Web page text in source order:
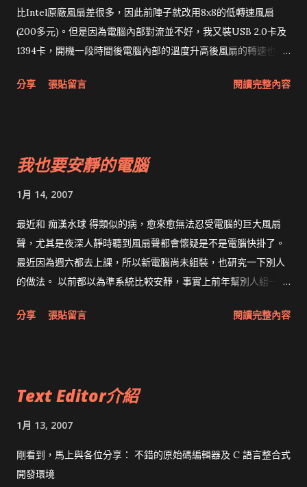
比Intel原廠風扇差很多，因此前陣子就改用8x8的低轉速風扇
(200多元)。但是因為電腦內部對流並不好，我又裝USB 2.0卡及
1394卡，開機一段時間後電腦內部的溫度升高後風扇的轉速也會
是把熱空氣抽出或吹入冷空氣。我就選與伺服器相同的方式，將
的紙盒，大約花了25分鐘，做出下圖的風導管。（宅度+1） 接縫
時，CPU一起拔起來了！ Axxr的散熱膏品質實在是OOXX，用刀
片刮也沒辦法把CPU與散熱座分離；若硬用蠻力可能會損壞
CPU。後來想到可能是熱塑性塑膠，用吹風機加熱還是拿不下
來，後來只好使用絕招... 趁著家裏大人不在，用瓦斯爐加熱，終
太高，否則CPU掛了概不負責，在下大約加熱到70~80度就順利
分享 張貼留言 閱讀完整內容
我也要安靜的電腦
1月 14, 2007
最近和 痴漢水球 得類似的病，愈來愈無法忍受電腦的巨大風扇
聲，尤其是夜深人靜時聽到風扇聲都會懷疑是不是電腦快掛了。
最近因為週六都去上課，所以新電腦尚未組裝，也研究一下別人
的做法。 以前都以為準系統比較安靜，事實上前年幫別人組一台
PC熱； Mac Mini 在全速編譯程式時也會發出怒吼，想要趁睡覺
其實鳥毅在1999年就向網友買了一個手工製的純銅水冷散熱器，
起小盒子好太多，也有網友丟冰塊進水桶 :-P 但只要不是一個人
住就很不方便，現在不考慮水桶。現在還有一體成型的水冷機
分享 張貼留言 閱讀完整內容
Text Editor介紹
1月 13, 2007
剛看到，馬上與各位分享： 不錯的原始碼編輯器及 C 語言整合式
開發環境